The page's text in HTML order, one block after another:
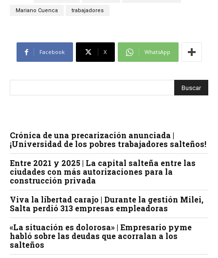
Mariano Cuenca trabajadores
Facebook X WhatsApp
Crónica de una precarización anunciada |
¡Universidad de los pobres trabajadores salteños!
Entre 2021 y 2025 | La capital salteña entre las
ciudades con más autorizaciones para la
construcción privada
Viva la libertad carajo | Durante la gestión Milei,
Salta perdió 313 empresas empleadoras
«La situación es dolorosa» | Empresario pyme
habló sobre las deudas que acorralan a los
salteños